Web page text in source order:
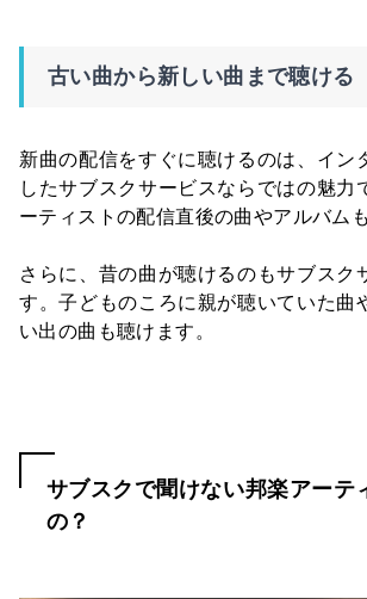
古い曲から新しい曲まで聴ける
新曲の配信をすぐに聴けるのは、イン
したサブスクサービスならではの魅力
ーティストの配信直後の曲やアルバム
さらに、昔の曲が聴けるのもサブスク
す。子どものころに親が聴いていた曲
い出の曲も聴けます。
サブスクで聞けない邦楽アーテ
の？